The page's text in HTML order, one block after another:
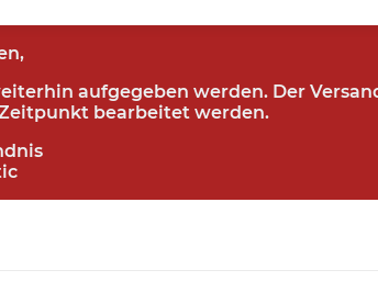
aufgegeben werden. Der
bearbeitet werden.